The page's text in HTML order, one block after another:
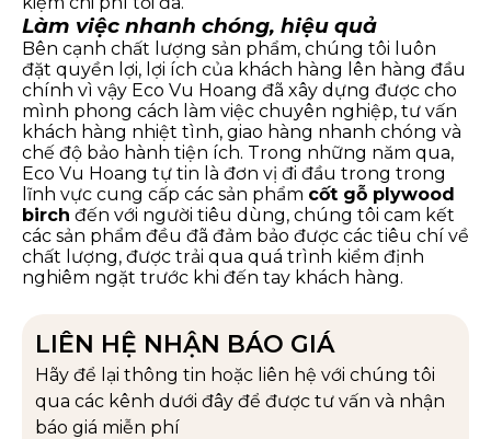
Làm việc nhanh chóng, hiệu quả
Bên cạnh chất lượng sản phẩm, chúng tôi luôn
đặt quyền lợi, lợi ích của khách hàng lên hàng đầu
chính vì vậy Eco Vu Hoang đã xây dựng được cho
mình phong cách làm việc chuyên nghiệp, tư vấn
khách hàng nhiệt tình, giao hàng nhanh chóng và
chế độ bảo hành tiện ích. Trong những năm qua,
Eco Vu Hoang tự tin là đơn vị đi đầu trong trong
lĩnh vực cung cấp các sản phẩm cốt gỗ plywood
birch đến với người tiêu dùng, chúng tôi cam kết
các sản phẩm đều đã đảm bảo được các tiêu chí về
chất lượng, được trải qua quá trình kiểm định
nghiêm ngặt trước khi đến tay khách hàng.
LIÊN HỆ NHẬN BÁO GIÁ
Hãy để lại thông tin hoặc liên hệ với chúng tôi
qua các kênh dưới đây để được tư vấn và nhận
báo giá miễn phí